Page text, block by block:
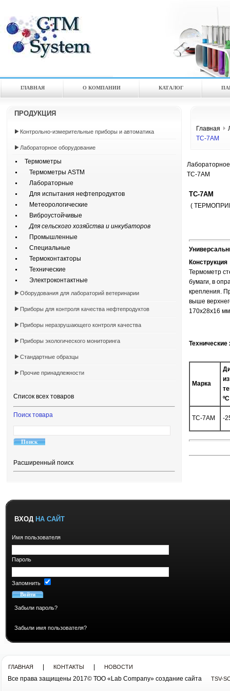
ГЛАВНАЯ О КОМПАНИИ КАТАЛOГ
ПРОДУКЦИЯ
Контрольно-измерительные приборы и автоматика
Лабораторное оборудование
Термометры
Термометры ASTM
Лабораторные
Для испытания нефтепродуктов
Метеорологические
Виброустойчивые
Для сельского хозяйства и инкубаторов
Промышленные
Специальные
Термоконтакторы
Технические
Электроконтактные
Оборудования для лабораторий ветеринарии
Приборы для контроля качества нефтепродуктов
Приборы неразрушающего контроля качества
Приборы экологического мониторинга
Стандартные образцы
Прочие принадлежности
Список всех товаров
Поиск товара
Расширенный поиск
Главная
ТС-7АМ
ТС-7АМ
ТС-7АМ
(
Конструкция
Термометр
бумаги, в
крепления.
выше
170х28х16
Технические
Марка
ºC
ТС-7АМ -
ВХОД НА САЙТ
Имя пользователя
Пароль
Запомнить
Забыли пароль?
Забыли имя пользователя?
ГЛАВНАЯ КОНТАКТЫ НОВОСТИ
Все права защищены 2017© ТОО «Lab Company» cоздание сайта TSV-